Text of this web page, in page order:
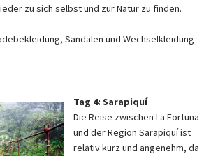
zu sich selbst und zur Natur zu finden.
Sandalen und Wechselkleidung
Tag 4: Sarapiquí
Die Reise zwischen La Fortuna
und der Region Sarapiquí ist
relativ kurz und angenehm, da